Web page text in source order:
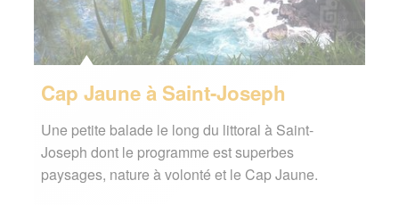
Cap Jaune à Saint-Joseph
Une petite balade le long du littoral à Saint-
Joseph dont le programme est superbes
paysages, nature à volonté et le Cap Jaune.